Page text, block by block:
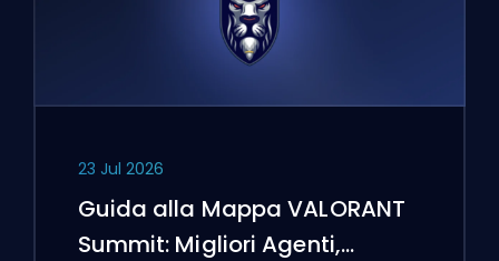
23 Jul 2026
Guida alla Mappa VALORANT
Summit: Migliori Agenti,